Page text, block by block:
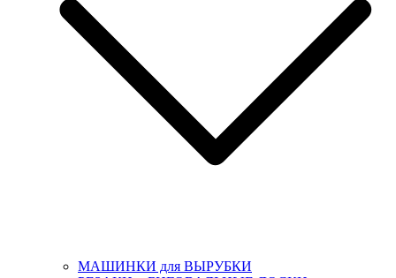
МАШИНКИ для ВЫРУБКИ